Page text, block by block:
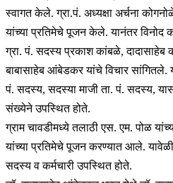
स्वागत केले. ग्रा.पं. अध्यक्षा अर्चना
यांच्या प्रतिमेचे पूजन केले. यानंतर विनोद
ग्रा. पं. सदस्य प्रकाश कांबळे, दादासाहेब
बाबासाहेब आंबेडकर यांचे विचार सांगितले.
पं. सदस्य, सदस्या माजी ता. पं. सदस्य,
संख्येने उपस्थित होते.
ग्राम चावडीमध्ये तलाठी एस. एम. पोळ
यांच्या प्रतिमेचे पूजन करण्यात आले. यावेळी
सदस्य व कर्मचारी उपस्थित होते.